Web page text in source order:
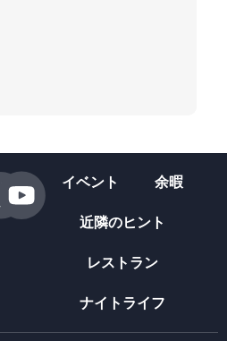
イベント 余暇
近隣のヒント
レストラン
ナイトライフ